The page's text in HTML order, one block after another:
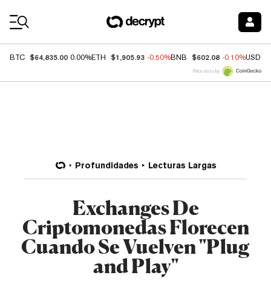
BTC $64,835.00 0.00%ETH $1,905.93 -0.50%BNB $602.08 -0.10%USDC
Price data by
Profundidades Lecturas Largas
Exchanges De
Criptomonedas Florecen
Cuando Se Vuelven "Plug
and Play"